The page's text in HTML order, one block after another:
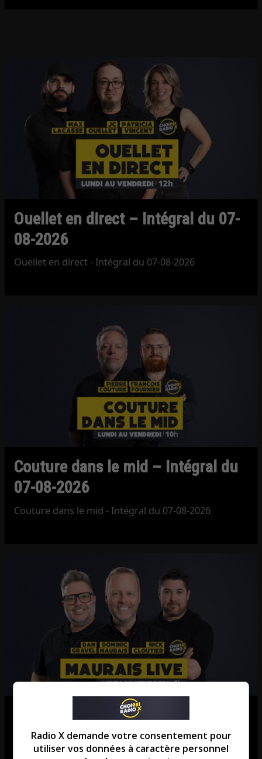
Ouellet en direct – Intégral du 07-
08-2026
Ouellet en direct - Intégral du 07-08-2026
Couture dans le mid – Intégral du
07-08-2026
Couture dans le mid - Intégral du 07-08-2026
Maurais Live – Intégral du 07-08-
2026
Radio X demande votre consentement pour
utiliser vos données à caractère personnel